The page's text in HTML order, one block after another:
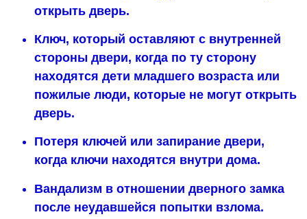
открыть дверь.
Ключ, который оставляют с внутренней
стороны двери, когда по ту сторону
находятся дети младшего возраста или
пожилые люди, которые не могут открыть
дверь.
Потеря ключей или запирание двери,
когда ключи находятся внутри дома.
Вандализм в отношении дверного замка
после неудавшейся попытки взлома.